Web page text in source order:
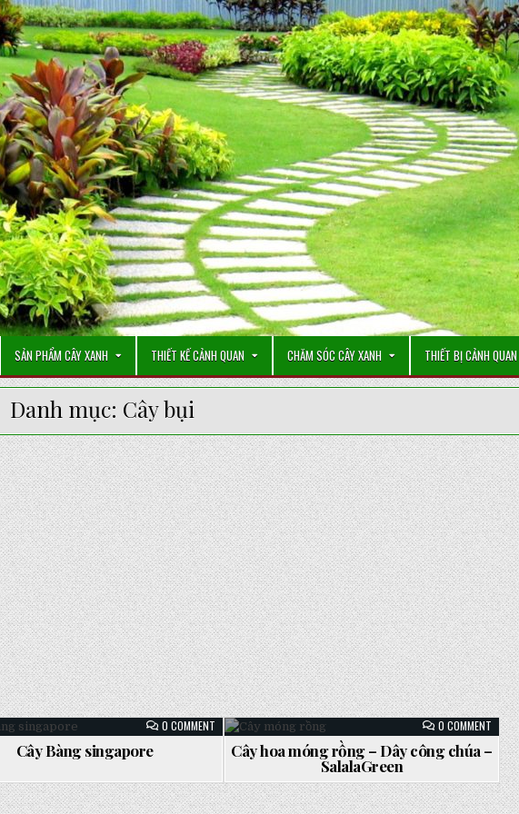
SẢN PHẨM CÂY XANH THIẾT KẾ CẢNH QUAN CHĂM SÓC CÂY XANH THIẾT BỊ CẢNH QUAN
Danh mục: Cây bụi
0 COMMENTON
CÂY
BÀNG
SINGAPORE
Posted
in
Cây Bàng singapore
0 COMMENT ON
CÂY
HOA
MÓNG
RỒNG
–
DÂY
CÔNG
in
Cây hoa móng rồng – Dây công chúa –
SalalaGreen